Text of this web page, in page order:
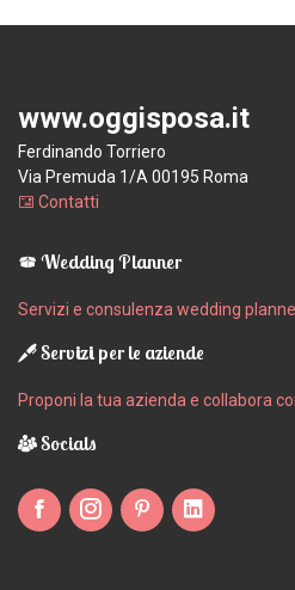
www.oggisposa.it
Ferdinando Torriero
Via Premuda 1/A 00195 Roma
Contatti
Wedding Planner
Servizi e consulenza wedding
Servizi per le aziende
Proponi la tua azienda e collabora
Socials